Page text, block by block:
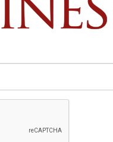
reducidas de
tostadas).
la casa y fiel al estilo
de crianza en botella.
complejo que
y una boca
los aromas de